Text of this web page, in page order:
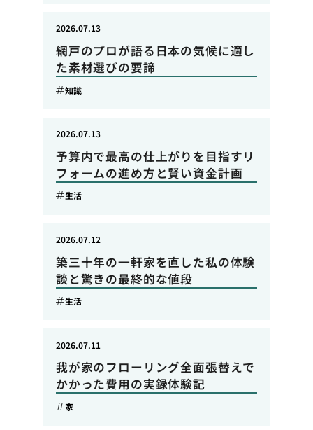
網戸のプロが語る日本の気候に適し
た素材選びの要諦
2026.07.13
知識
予算内で最高の仕上がりを目指すリ
フォームの進め方と賢い資金計画
2026.07.13
生活
築三十年の一軒家を直した私の体験
談と驚きの最終的な値段
2026.07.12
生活
我が家のフローリング全面張替えで
かかった費用の実録体験記
2026.07.11
家